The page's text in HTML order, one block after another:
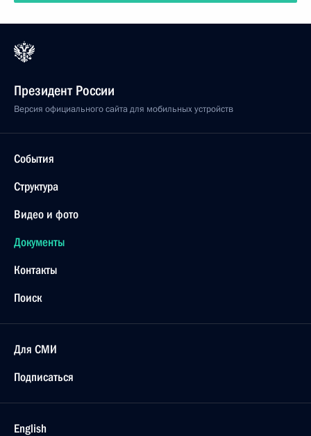
Президент России
Версия официального сайта для мобильных устройств
События
Структура
Видео и фото
Документы
Контакты
Поиск
Для СМИ
Подписаться
English